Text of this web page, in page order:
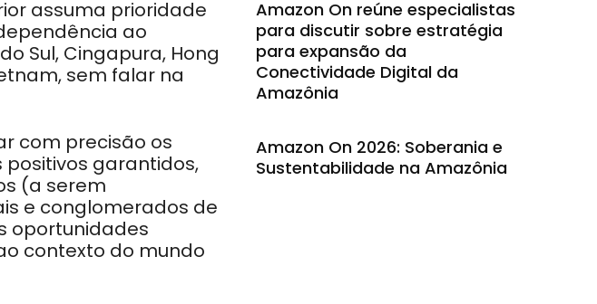
assuma prioridade
ao
Sul, Cingapura, Hong
sem falar na
com precisão os
garantidos,
(a serem
e conglomerados de
oportunidades
contexto do mundo
Amazon On reúne especialistas
para discutir sobre estratégia
para expansão da
Conectividade Digital da
Amazônia
Amazon On 2026: Soberania e
Sustentabilidade na Amazônia